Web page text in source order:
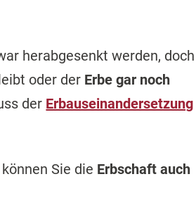
herabgesenkt werden, doch
oder der Erbe gar noch
der Erbauseinandersetzung
Sie die Erbschaft auch